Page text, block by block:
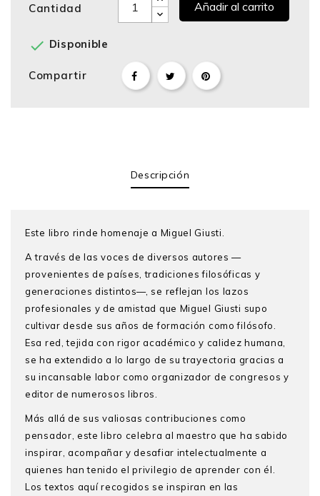
Cantidad Añadir al carrito
 Disponible
Compartir
Descripción
Este libro rinde homenaje a Miguel Giusti.
A través de las voces de diversos autores —
provenientes de países, tradiciones filosóficas y
generaciones distintos—, se reflejan los lazos
profesionales y de amistad que Miguel Giusti supo
cultivar desde sus años de formación como filósofo.
Esa red, tejida con rigor académico y calidez humana,
se ha extendido a lo largo de su trayectoria gracias a
su incansable labor como organizador de congresos y
editor de numerosos libros.
Más allá de sus valiosas contribuciones como
pensador, este libro celebra al maestro que ha sabido
inspirar, acompañar y desafiar intelectualmente a
quienes han tenido el privilegio de aprender con él.
Los textos aquí recogidos se inspiran en las